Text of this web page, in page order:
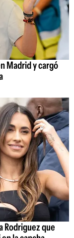
Madrid y cargó
Rodriguez que